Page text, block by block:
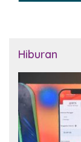
Hiburan